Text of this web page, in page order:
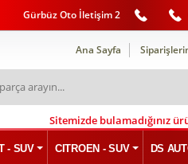
Gürbüz Oto İletişim 2
Ana Sayfa
Sitemizde bulamadığınız
- SUV CITROEN - SUV DS